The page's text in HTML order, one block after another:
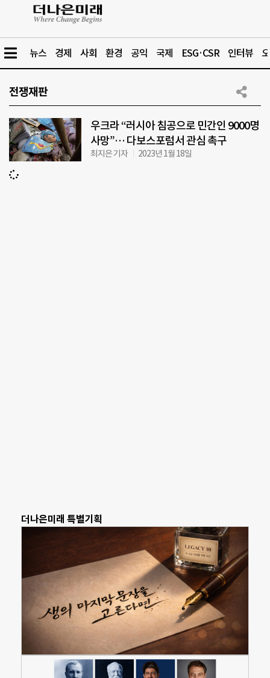
뉴스 경제 사회 환경 공익 국제 ESG·CSR 인터뷰
전쟁재판
우크라 “러시아 침공으로 민간인 9000명
사망”… 다보스포럼서 관심 촉구
최지은 기자 2023년 1월 18일
더나은미래 특별기획